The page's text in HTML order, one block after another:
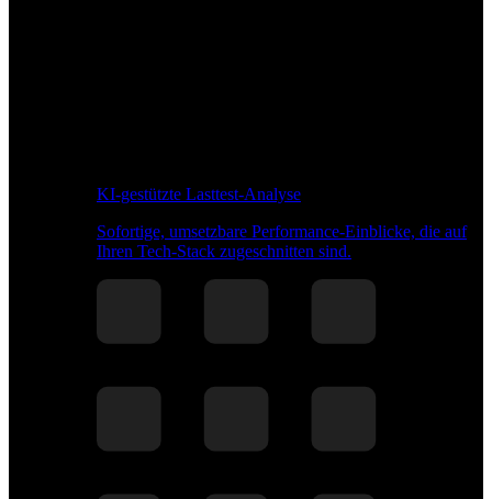
KI-gestützte Lasttest-Analyse
Sofortige, umsetzbare Performance-Einblicke, die auf
Ihren Tech-Stack zugeschnitten sind.